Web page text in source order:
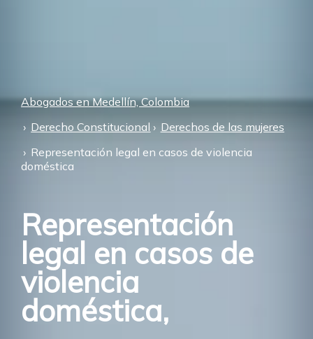
Abogados en Medellín, Colombia
Derecho Constitucional
Derechos de las mujeres
Representación legal en casos de violencia
doméstica
Representación
legal en casos de
violencia
doméstica,